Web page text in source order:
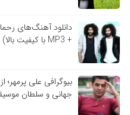
دانلود آهنگ‌های
+ MP3 با کیفیت بالا)
بیوگرافی علی
جهانی و سلطان